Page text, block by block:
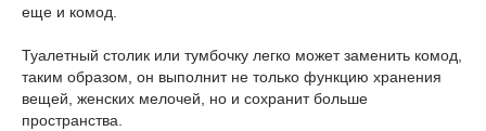
еще и комод.
Туалетный столик или тумбочку легко может заменить комод,
таким образом, он выполнит не только функцию хранения
вещей, женских мелочей, но и сохранит больше
пространства.